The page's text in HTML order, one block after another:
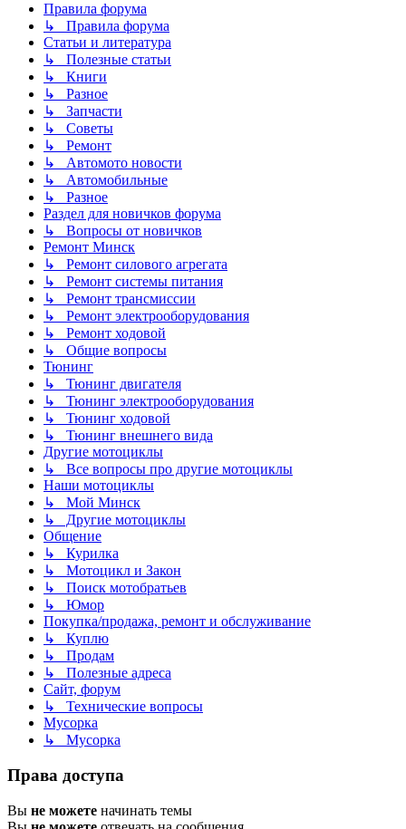
Правила форума
↳ Правила форума
Статьи и литература
↳ Полезные статьи
↳ Книги
↳ Разное
↳ Запчасти
↳ Советы
↳ Ремонт
↳ Автомото новости
↳ Автомобильные
↳ Разное
Раздел для новичков форума
↳ Вопросы от новичков
Ремонт Минск
↳ Ремонт силового агрегата
↳ Ремонт системы питания
↳ Ремонт трансмиссии
↳ Ремонт электрооборудования
↳ Ремонт ходовой
↳ Общие вопросы
Тюнинг
↳ Тюнинг двигателя
↳ Тюнинг электрооборудования
↳ Тюнинг ходовой
↳ Тюнинг внешнего вида
Другие мотоциклы
↳ Все вопросы про другие мотоциклы
Наши мотоциклы
↳ Мой Минск
↳ Другие мотоциклы
Общение
↳ Курилка
↳ Мотоцикл и Закон
↳ Поиск мотобратьев
↳ Юмор
Покупка/продажа, ремонт и обслуживание
↳ Куплю
↳ Продам
↳ Полезные адреса
Сайт, форум
↳ Технические вопросы
Мусорка
↳ Мусорка
Права доступа
Вы не можете начинать темы